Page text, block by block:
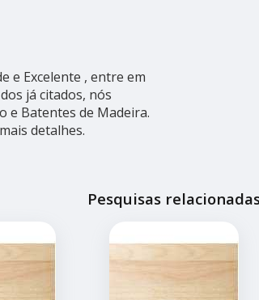
e Excelente , entre em
já citados, nós
e Batentes de Madeira.
detalhes.
Pesquisas